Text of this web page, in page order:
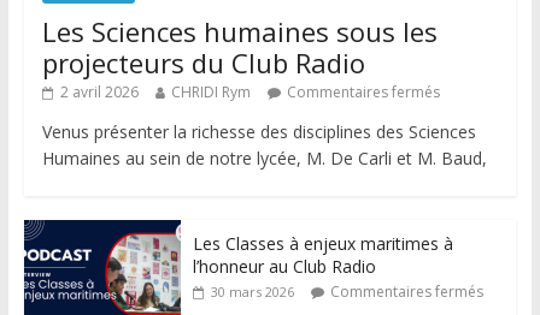
Les Sciences humaines sous les
projecteurs du Club Radio
2 avril 2026 CHRIDI Rym Commentaires fermés
Venus présenter la richesse des disciplines des Sciences
Humaines au sein de notre lycée, M. De Carli et M. Baud,
Les Classes à enjeux maritimes à
l’honneur au Club Radio
30 mars 2026 Commentaires fermés